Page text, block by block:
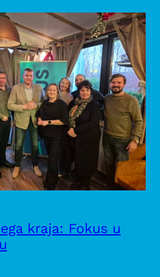
kraja: Fokus u